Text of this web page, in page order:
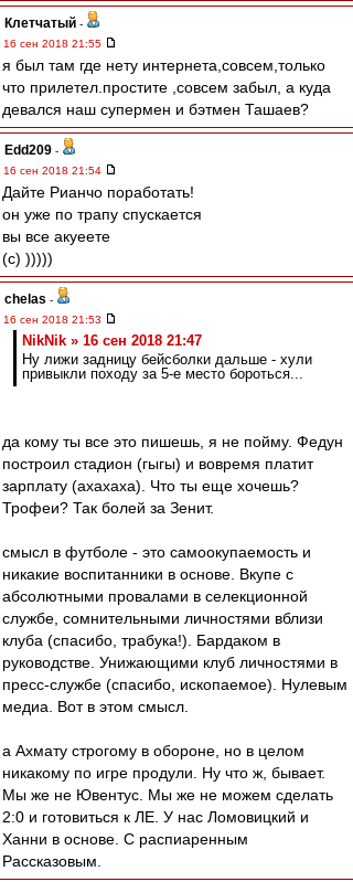
Клетчатый -
16 сен 2018 21:55
я был там где нету интернета,совсем,только
что прилетел.простите ,совсем забыл, а куда
девался наш супермен и бэтмен Ташаев?
Edd209 -
16 сен 2018 21:54
Дайте Рианчо поработать!
он уже по трапу спускается
вы все акуеете
(с) )))))
chelas -
16 сен 2018 21:53
NikNik » 16 сен 2018 21:47
Ну лижи задницу бейсболки дальше - хули
привыкли походу за 5-е место бороться...
да кому ты все это пишешь, я не пойму. Федун
построил стадион (гыгы) и вовремя платит
зарплату (ахахаха). Что ты еще хочешь?
Трофеи? Так болей за Зенит.
смысл в футболе - это самоокупаемость и
никакие воспитанники в основе. Вкупе с
абсолютными провалами в селекционной
службе, сомнительными личностями вблизи
клуба (спасибо, трабука!). Бардаком в
руководстве. Унижающими клуб личностями в
пресс-службе (спасибо, ископаемое). Нулевым
медиа. Вот в этом смысл.
а Ахмату строгому в обороне, но в целом
никакому по игре продули. Ну что ж, бывает.
Мы же не Ювентус. Мы же не можем сделать
2:0 и готовиться к ЛЕ. У нас Ломовицкий и
Ханни в основе. С распиаренным
Рассказовым.